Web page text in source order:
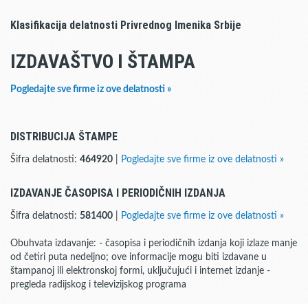
Klasifikacija delatnosti Privrednog Imenika Srbije
IZDAVAŠTVO I ŠTAMPA
Pogledajte sve firme iz ove delatnosti »
DISTRIBUCIJA ŠTAMPE
Šifra delatnosti: 464920 Pogledajte sve firme iz ove delatnosti »
IZDAVANJE ČASOPISA I PERIODIČNIH IZDANJA
Šifra delatnosti: 581400 Pogledajte sve firme iz ove delatnosti »
Obuhvata izdavanje: - časopisa i periodičnih izdanja koji izlaze manje
od četiri puta nedeljno; ove informacije mogu biti izdavane u
štampanoj ili elektronskoj formi, uključujući i internet izdanje -
pregleda radijskog i televizijskog programa